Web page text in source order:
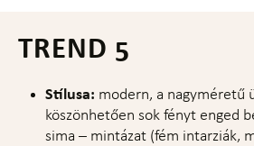
TREND 5
Stílusa: modern, a nagyméretű
köszönhetően sok fényt enged
sima – mintázat (fém intarziák,